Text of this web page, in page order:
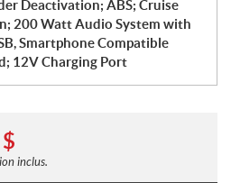
Deactivation; ABS; Cruise
200 Watt Audio System with
Smartphone Compatible
12V Charging Port
$
inclus.